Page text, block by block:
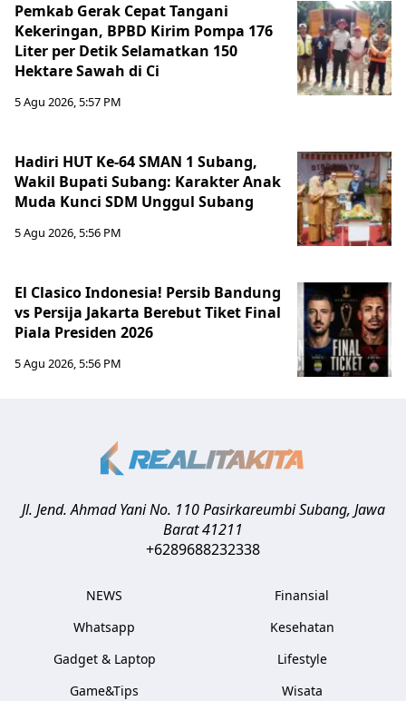
Pemkab Gerak Cepat Tangani
Kekeringan, BPBD Kirim Pompa 176
Liter per Detik Selamatkan 150
Hektare Sawah di Ci
5 Agu 2026, 5:57 PM
Hadiri HUT Ke-64 SMAN 1 Subang,
Wakil Bupati Subang: Karakter Anak
Muda Kunci SDM Unggul Subang
5 Agu 2026, 5:56 PM
El Clasico Indonesia! Persib Bandung
vs Persija Jakarta Berebut Tiket Final
Piala Presiden 2026
5 Agu 2026, 5:56 PM
Jl. Jend. Ahmad Yani No. 110 Pasirkareumbi Subang, Jawa
Barat41211
+6289688232338
NEWS
Whatsapp
Gadget & Laptop
Game&Tips
Finansial
Kesehatan
Lifestyle
Wisata